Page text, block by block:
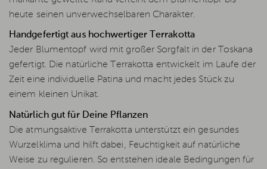
heute seinen unverwechselbaren Charakter.
Handgefertigt aus hochwertiger Terrakotta
Jeder Blumentopf wird mit großer Sorgfalt in der Toskana
gefertigt. Die natürliche Terrakotta entwickelt im Laufe der
Zeit eine individuelle Patina und macht jedes Stück zu
einem kleinen Unikat.
Natürlich gut für Deine Pflanzen
Die atmungsaktive Terrakotta unterstützt ein gesundes
Wurzelklima und hilft dabei, Feuchtigkeit auf natürliche
Weise zu regulieren. So entstehen ideale Bedingungen für